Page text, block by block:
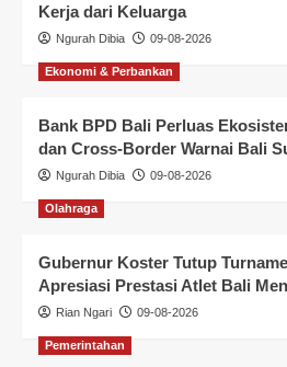
Kerja dari Keluarga
Ngurah Dibia 09-08-2026
Ekonomi & Perbankan
Bank BPD Bali Perluas
dan Cross-Border Warnai Bali
Ngurah Dibia 09-08-2026
Olahraga
Gubernur Koster Tutup
Apresiasi Prestasi Atlet Bali
Rian Ngari 09-08-2026
Pemerintahan